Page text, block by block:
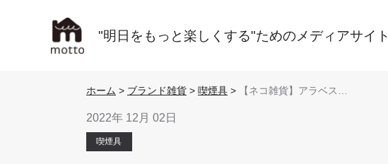
"明日をもっと楽しくする"ためのメディアサイト
ホーム > ブランド雑貨 > 喫煙具 >
【ネコ雑貨】アラベスク
2022年 12月 02日
喫煙具